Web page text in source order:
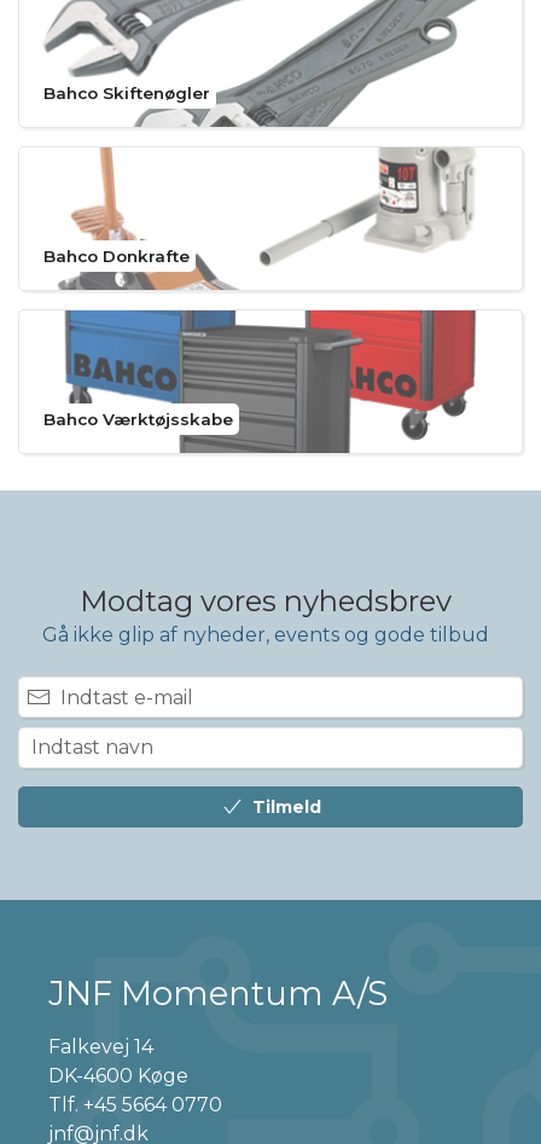
Bahco Skiftenøgler
Bahco Donkrafte
Bahco Værktøjsskabe
Modtag vores nyhedsbrev
Gå ikke glip af nyheder, events og gode tilbud
Tilmeld
JNF Momentum A/S
Falkevej 14
DK-4600 Køge
Tlf. +45 5664 0770
jnf@jnf.dk